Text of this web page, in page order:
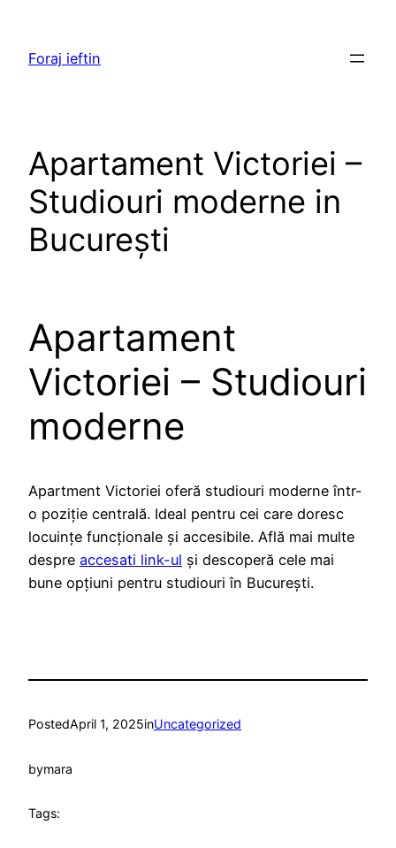
content
Foraj ieftin
Apartament Victoriei –
Studiouri moderne in
București
Apartament
Victoriei – Studiouri
moderne
Apartment Victoriei oferă studiouri moderne într-
o poziție centrală. Ideal pentru cei care doresc
locuințe funcționale și accesibile. Află mai multe
despre accesati link-ul și descoperă cele mai
bune opțiuni pentru studiouri în București.
PostedApril 1, 2025inUncategorized
bymara
Tags: